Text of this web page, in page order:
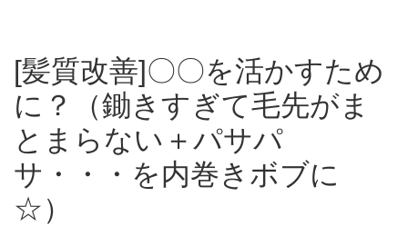
[髪質改善]〇〇を活かすため
に？（鋤きすぎて毛先がま
とまらない＋パサパ
サ・・・を内巻きボブに
☆）